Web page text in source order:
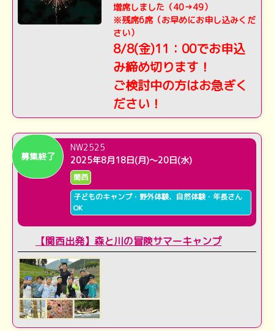
増席しました（40→49）
※残席6席（お早めにお申し込みくだ
さい）
8/8(金)11：00でお申込
み締め切ります！
ご検討中の方はお急ぎく
ださい！
募集終了
NW2525
2025年8月18日(月)～20日(水)
関西
子どものキャンプ・野外体験、自然体験・年長さん
OK
【関西出発】森と川の冒険サマーキャンプ